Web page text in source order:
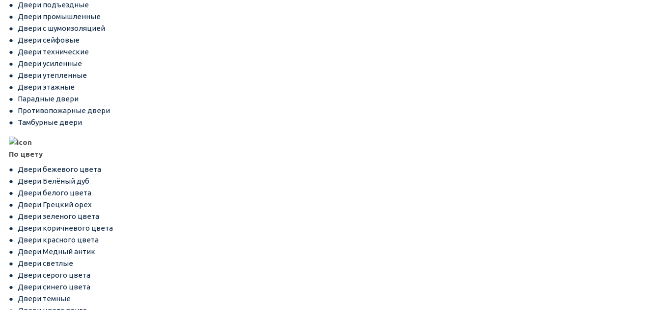
Двери подъездные
Двери промышленные
Двери с шумоизоляцией
Двери сейфовые
Двери технические
Двери усиленные
Двери утепленные
Двери этажные
Парадные двери
Противопожарные двери
Тамбурные двери
По цвету
Двери бежевого цвета
Двери Белёный дуб
Двери белого цвета
Двери Грецкий орех
Двери зеленого цвета
Двери коричневого цвета
Двери красного цвета
Двери Медный антик
Двери светлые
Двери серого цвета
Двери синего цвета
Двери темные